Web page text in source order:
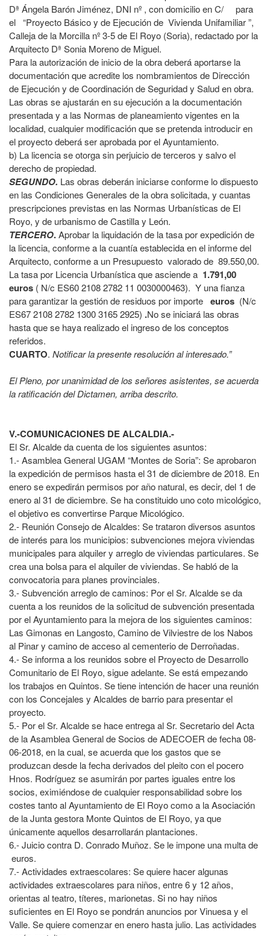
Dª Ángela Barón Jiménez, DNI nº , con domicilio en C/ para
el “Proyecto Básico y de Ejecución de Vivienda Unifamiliar ”,
Calleja de la Morcilla nº 3-5 de El Royo (Soria), redactado por la
Arquitecto Dª Sonia Moreno de Miguel.
Para la autorización de inicio de la obra deberá aportarse la
documentación que acredite los nombramientos de Dirección
de Ejecución y de Coordinación de Seguridad y Salud en obra.
Las obras se ajustarán en su ejecución a la documentación
presentada y a las Normas de planeamiento vigentes en la
localidad, cualquier modificación que se pretenda introducir en
el proyecto deberá ser aprobada por el Ayuntamiento.
b) La licencia se otorga sin perjuicio de terceros y salvo el
derecho de propiedad.
SEGUNDO. Las obras deberán iniciarse conforme lo dispuesto
en las Condiciones Generales de la obra solicitada, y cuantas
prescripciones previstas en las Normas Urbanísticas de El
Royo, y de urbanismo de Castilla y León.
TERCERO.Aprobar la liquidación de la tasa por expedición de
la licencia, conforme a la cuantía establecida en el informe del
Arquitecto, conforme a un Presupuesto valorado de 89.550,00.
La tasa por Licencia Urbanística que asciende a 1.791,00
euros ( N/c ES60 2108 2782 11 0030000463). Y una fianza
para garantizar la gestión de residuos por importe euros (N/c
ES67 2108 2782 1300 3165 2925) .No se iniciará las obras
hasta que se haya realizado el ingreso de los conceptos
referidos.
CUARTO. Notificar la presente resolución al interesado.”
El Pleno, por unanimidad de los señores asistentes, se acuerda
la ratificación del Dictamen, arriba descrito.
V.-COMUNICACIONES DE ALCALDIA.-
El Sr. Alcalde da cuenta de los siguientes asuntos:
1.- Asamblea General UGAM “Montes de Soria”: Se aprobaron
la expedición de permisos hasta el 31 de diciembre de 2018. En
enero se expedirán permisos por año natural, es decir, del 1 de
enero al 31 de diciembre. Se ha constituido uno coto micológico,
el objetivo es convertirse Parque Micológico.
2.- Reunión Consejo de Alcaldes: Se trataron diversos asuntos
de interés para los municipios: subvenciones mejora viviendas
municipales para alquiler y arreglo de viviendas particulares. Se
crea una bolsa para el alquiler de viviendas. Se habló de la
convocatoria para planes provinciales.
3.- Subvención arreglo de caminos: Por el Sr. Alcalde se da
cuenta a los reunidos de la solicitud de subvención presentada
por el Ayuntamiento para la mejora de los siguientes caminos:
Las Gimonas en Langosto, Camino de Vilviestre de los Nabos
al Pinar y camino de acceso al cementerio de Derroñadas.
4.- Se informa a los reunidos sobre el Proyecto de Desarrollo
Comunitario de El Royo, sigue adelante. Se está empezando
los trabajos en Quintos. Se tiene intención de hacer una reunión
con los Concejales y Alcaldes de barrio para presentar el
proyecto.
5.- Por el Sr. Alcalde se hace entrega al Sr. Secretario del Acta
de la Asamblea General de Socios de ADECOER de fecha 08-
06-2018, en la cual, se acuerda que los gastos que se
produzcan desde la fecha derivados del pleito con el pocero
Hnos. Rodríguez se asumirán por partes iguales entre los
socios, eximiéndose de cualquier responsabilidad sobre los
costes tanto al Ayuntamiento de El Royo como a la Asociación
de la Junta gestora Monte Quintos de El Royo, ya que
únicamente aquellos desarrollarán plantaciones.
6.- Juicio contra D. Conrado Muñoz. Se le impone una multa de
euros.
7.- Actividades extraescolares: Se quiere hacer algunas
actividades extraescolares para niños, entre 6 y 12 años,
orientas al teatro, títeres, marionetas. Si no hay niños
suficientes en El Royo se pondrán anuncios por Vinuesa y el
Valle. Se quiere comenzar en enero hasta julio. Las actividades